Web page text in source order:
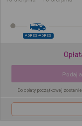
ADRES-ADRES
Podaj
Do opłaty początkowej